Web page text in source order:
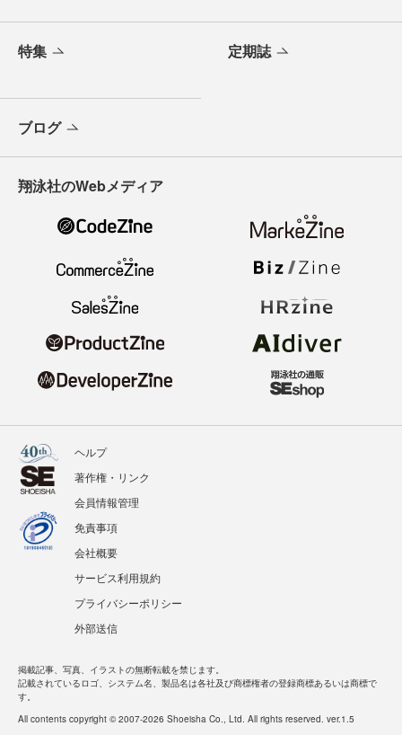
特集 定期誌
ブログ
翔泳社のWebメディア
ヘルプ
著作権・リンク
会員情報管理
免責事項
会社概要
サービス利用規約
プライバシーポリシー
外部送信
掲載記事、写真、イラストの無断転載を禁じます。
記載されているロゴ、システム名、製品名は各社及び商標権者の登録商標あるいは商標で
す。
All contents copyright © 2007-2026 Shoeisha Co., Ltd. All rights reserved. ver.1.5